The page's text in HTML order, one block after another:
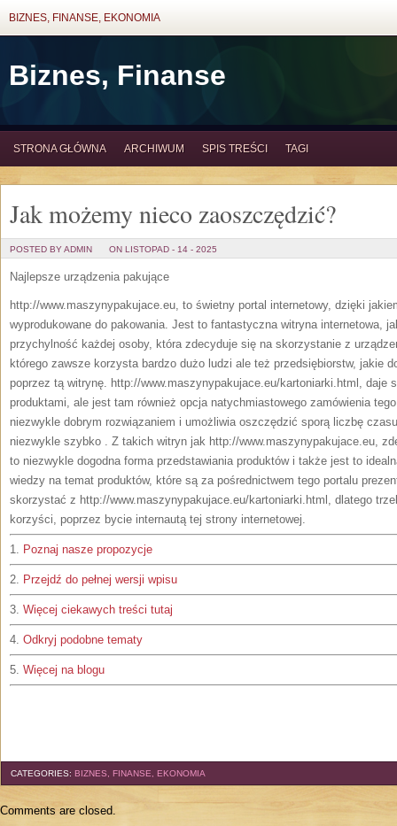
BIZNES, FINANSE, EKONOMIA
Biznes, Finanse
STRONA GŁÓWNA ARCHIWUM SPIS TREŚCI TAGI
Jak możemy nieco zaoszczędzić?
POSTED BY ADMIN ON LISTOPAD - 14 - 2025
Najlepsze urządzenia pakujące
http://www.maszynypakujace.eu, to świetny portal internetowy, dzięki
wyprodukowane do pakowania. Jest to fantastyczna witryna internetowa,
przychylność każdej osoby, która zdecyduje się na skorzystanie z
którego zawsze korzysta bardzo dużo ludzi ale też przedsiębiorstw, jakie
poprzez tą witrynę. http://www.maszynypakujace.eu/kartoniarki.html, daje
produktami, ale jest tam również opcja natychmiastowego zamówienia
niezwykle dobrym rozwiązaniem i umożliwia oszczędzić sporą liczbę
niezwykle szybko . Z takich witryn jak http://www.maszynypakujace.eu,
to niezwykle dogodna forma przedstawiania produktów i także jest to
wiedzy na temat produktów, które są za pośrednictwem tego portalu
skorzystać z http://www.maszynypakujace.eu/kartoniarki.html, dlatego
korzyści, poprzez bycie internautą tej strony internetowej.
1. Poznaj nasze propozycje
2. Przejdź do pełnej wersji wpisu
3. Więcej ciekawych treści tutaj
4. Odkryj podobne tematy
5. Więcej na blogu
CATEGORIES: BIZNES, FINANSE, EKONOMIA
Comments are closed.